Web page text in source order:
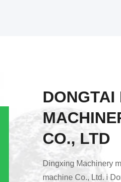
DONGTAI
CO., LTD
Dingxing Machinery
machine Co., Ltd. i